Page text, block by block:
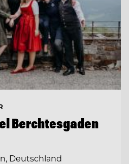
Berchtesgaden
Deutschland